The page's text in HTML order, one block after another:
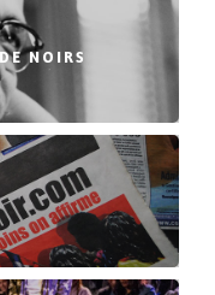
NOIRS